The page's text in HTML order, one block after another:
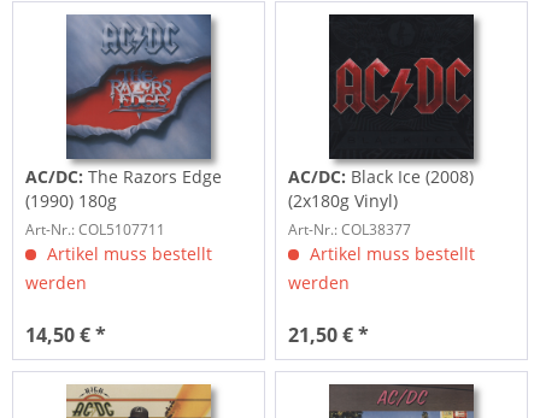
AC/DC: The Razors Edge
(1990) 180g
Art-Nr.: COL5107711
Artikel muss bestellt
werden
14,50 € *
AC/DC: Black Ice (2008)
(2x180g Vinyl)
Art-Nr.: COL38377
Artikel muss bestellt
werden
21,50 € *